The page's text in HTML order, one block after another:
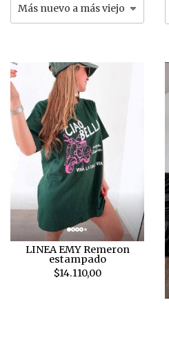
LINEA EMY Remeron
estampado
$14.110,00